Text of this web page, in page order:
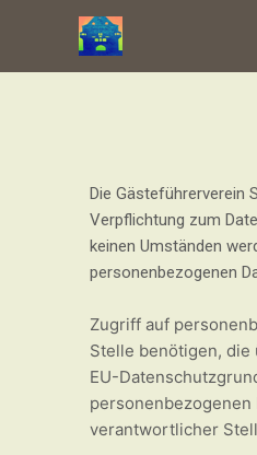
Die Gästeführerverein
Verpflichtung zum
keinen Umständen
personenbezogenen
Zugriff auf
Stelle benötigen,
EU-
personenbezogenen
verantwortlicher